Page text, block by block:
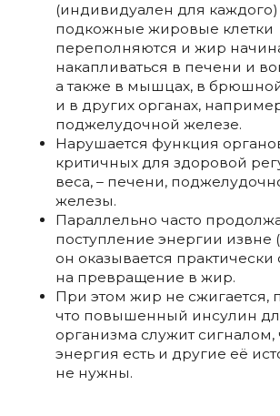
(индивидуален для
подкожные жировые клетки
переполняются и жир
накапливаться в печени и
а также в мышцах, в
и в других органах,
поджелудочной железе.
Нарушается функция
критичных для здоровой
веса, – печени,
железы.
Параллельно часто
поступление энергии извне
он оказывается практически
на превращение в жир.
При этом жир не сжигается,
что повышенный инсулин
организма служит сигналом,
энергия есть и другие её
не нужны.